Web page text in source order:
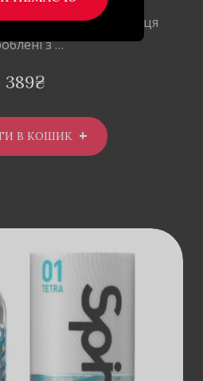
Ці маленькі яйця
з …
389₴
В КОШИК